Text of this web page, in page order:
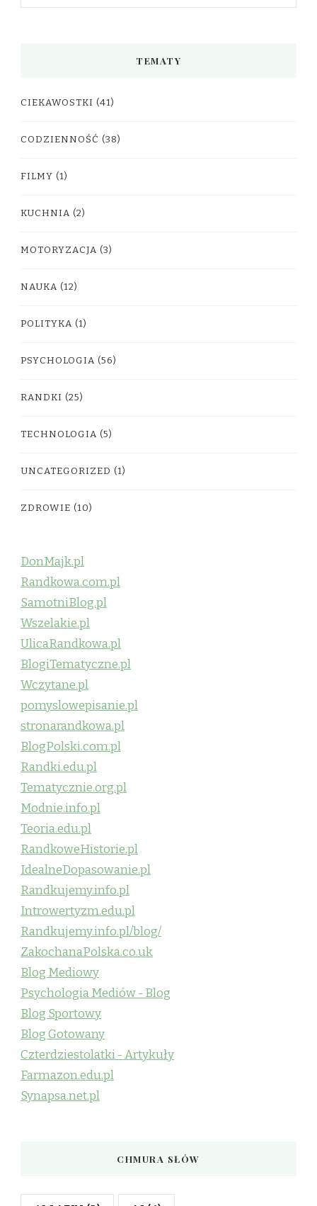
TEMATY
CIEKAWOSTKI (41)
CODZIENNOŚĆ (38)
FILMY (1)
KUCHNIA (2)
MOTORYZACJA (3)
NAUKA (12)
POLITYKA (1)
PSYCHOLOGIA (56)
RANDKI (25)
TECHNOLOGIA (5)
UNCATEGORIZED (1)
ZDROWIE (10)
DonMajk.pl
Randkowa.com.pl
SamotniBlog.pl
Wszelakie.pl
UlicaRandkowa.pl
BlogiTematyczne.pl
Wczytane.pl
pomyslowepisanie.pl
stronarandkowa.pl
BlogPolski.com.pl
Randki.edu.pl
Tematycznie.org.pl
Modnie.info.pl
Teoria.edu.pl
RandkoweHistorie.pl
IdealneDopasowanie.pl
Randkujemy.info.pl
Introwertyzm.edu.pl
Randkujemy.info.pl/blog/
ZakochanaPolska.co.uk
Blog Mediowy
Psychologia Mediów - Blog
Blog Sportowy
Blog Gotowany
Czterdziestolatki - Artykuły
Farmazon.edu.pl
Synapsa.net.pl
CHMURA SŁÓW